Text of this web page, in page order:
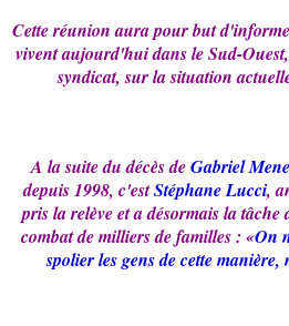
Cette réunion aura pour but
vivent aujourd'hui dans le Sud-
syndicat, sur la situation
A la suite du décès deGabriel Mene
depuis 1998, c'estStéphane Lucci,
pris la relève et a désormais la
combat de milliers de familles : «On
spolier les gens de cette manière,